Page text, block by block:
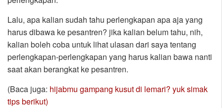
Lalu, apa kalian sudah tahu perlengkapan apa aja yang
harus dibawa ke pesantren? jika kalian belum tahu, nih,
kalian boleh coba untuk lihat ulasan dari saya tentang
perlengkapan-perlengkapan yang harus kalian bawa nanti
saat akan berangkat ke pesantren.
(Baca juga: hijabmu gampang kusut di lemari? yuk simak
tips berikut)